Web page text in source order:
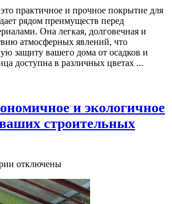
практичное и прочное покрытие для
рядом преимуществ перед
Она легкая, долговечная и
атмосферных явлений, что
защиту вашего дома от осадков и
доступна в различных цветах ...
и экологичное
строительных
к
Трубы
б/
отключены